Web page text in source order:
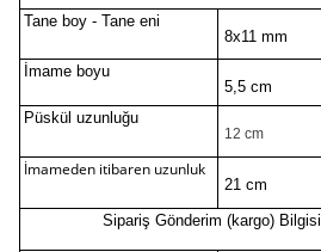
Tane boy - Tane eni
8x11 mm
İmame boyu
5,5 cm
Püskül uzunluğu
12 cm
İmameden itibaren uzunluk
21 cm
Sipariş Gönderim (kargo) Bilgisi